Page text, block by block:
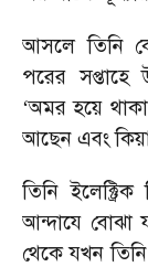
আসলে তিনি
পরের সপ্তাহে
‘অমর হয়ে থাকা
আছেন এবং
তিনি
আন্দাযে বোঝা
থেকে যখন তিনি